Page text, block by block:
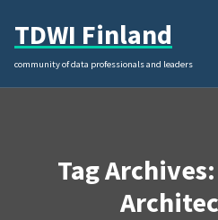
content
TDWI Finland
community of data professionals and leaders
Tag